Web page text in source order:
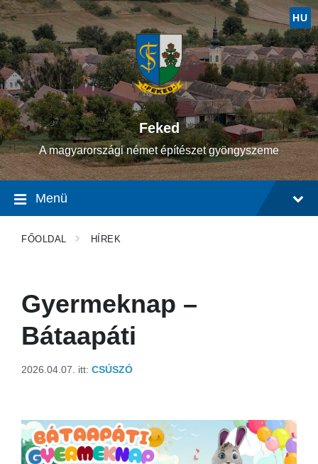
Ugrás
a
tartalomhoz
Ugrás
a
fő
navigációhoz
Ugrás
a
lábléchez
HU
Feked
A magyarországi német építészet gyöngyszeme
Menü
FŐOLDAL HÍREK
Gyermeknap –
Bátaapáti
2026.04.07. itt: CSÚSZÓ